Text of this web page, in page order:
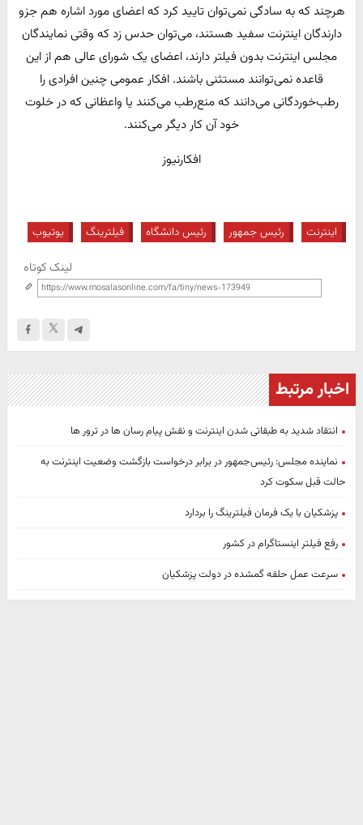
هرچند که به سادگی نمی‌توان تایید کرد که اعضای مورد اشاره هم جزو
دارندگان اینترنت سفید هستند، می‌توان حدس زد که وقتی نمایندگان
مجلس اینترنت بدون فیلتر دارند، اعضای یک شورای عالی هم از این
قاعده نمی‌توانند مستثنی باشند. افکار عمومی چنین افرادی را
رطب‌خوردگانی می‌دانند که منع‌رطب می‌کنند یا واعظانی که در خلوت
خود آن کار دیگر می‌کنند.
افکارنیوز
اینترنت رئیس جمهور رئیس دانشگاه فیلترینگ یوتیوب
لینک کوتاه
اخبار مرتبط
انتقاد شدید به طبقاتی شدن اینترنت و نقش پیام رسان ها در ترور ها
نماینده مجلس: رئیس‌جمهور در برابر درخواست بازگشت وضعیت اینترنت به
حالت قبل سکوت کرد
پزشکیان با یک فرمان فیلترینگ را بردارد
رفع فیلتر اینستاگرام در کشور
سرعت عمل حلقه گمشده در دولت پزشکیان